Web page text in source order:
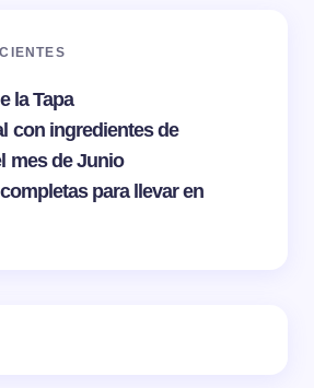
la Tapa
con ingredientes de
mes de Junio
para llevar en